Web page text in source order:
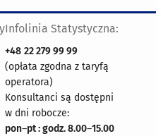
Infolinia Statystyczna:
+48 22 279 99 99
(opłata zgodna z taryfą
operatora)
Konsultanci są dostępni
w dni robocze:
pon–pt : godz. 8.00–15.00